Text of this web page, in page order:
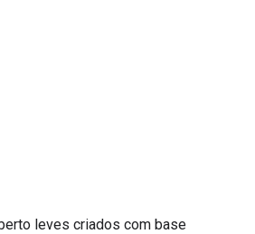
leves criados com base